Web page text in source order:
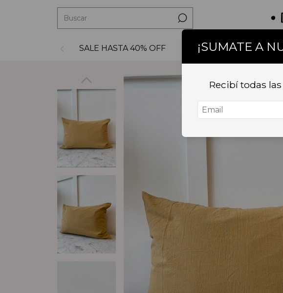
SALE HASTA 40% OFF Decoracion Textil
¡SUMATE A
Recibí todas